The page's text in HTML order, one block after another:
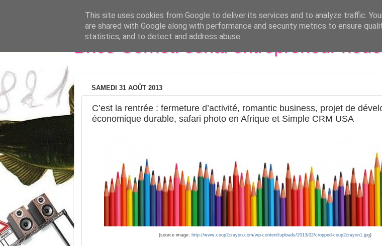
Brice Cornet: serial entrepreneur
SAMEDI 31 AOÛT 2013
C’est la rentrée : fermeture d’activité, romantic business, projet de
économique durable, safari photo en Afrique et Simple CRM USA
(source image: http://www.coup2crayon.com/wp-content/uploads/2013/02/cropped-coup2crayon1.jpg)
This site uses cookies from Google to deliver its services and to analyze traffic.
are shared with Google along with performance and security metrics to ensure
statistics, and to detect and address abuse.